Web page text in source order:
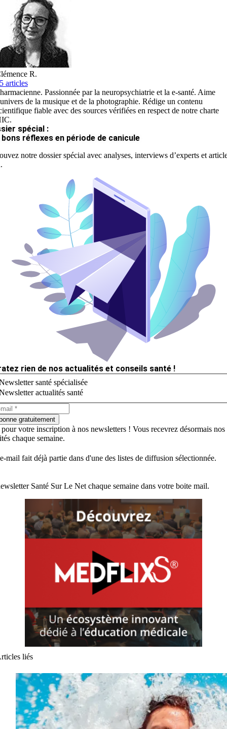
R.
articles
Passionnée par la neuropsychiatrie et la e-santé. Aime
de la musique et de la photographie. Rédige un contenu
fiable avec des sources vérifiées en respect de notre charte
spécial :
bons réflexes en période de canicule
notre dossier spécial avec analyses, interviews d’experts et
rien de nos actualités et conseils santé !
santé spécialisée
actualités santé
gratuitement
votre inscription à nos newsletters ! Vous recevrez désormais nos
chaque semaine.
mail fait déjà partie dans d'une des listes de diffusion sélectionnée.
Santé Sur Le Net chaque semaine dans votre boite mail.
liés